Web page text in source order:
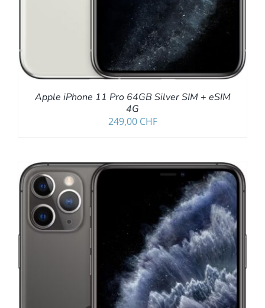
Apple iPhone 11 Pro 64GB Silver SIM + eSIM
4G
249,00 CHF